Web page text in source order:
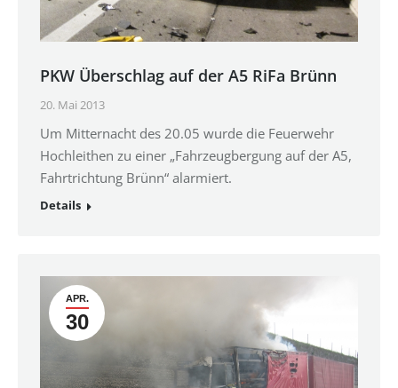
PKW Überschlag auf der A5 RiFa Brünn
20. Mai 2013
Um Mitternacht des 20.05 wurde die Feuerwehr
Hochleithen zu einer „Fahrzeugbergung auf der A5,
Fahrtrichtung Brünn“ alarmiert.
Details
APR.
30